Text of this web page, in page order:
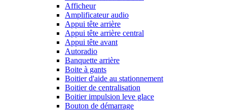
Afficheur
Amplificateur audio
Appui tête arrière
Appui tête arrière central
Appui tête avant
Autoradio
Banquette arrière
Boite à gants
Boitier d'aide au stationnement
Boitier de centralisation
Boitier impulsion leve glace
Bouton de démarrage